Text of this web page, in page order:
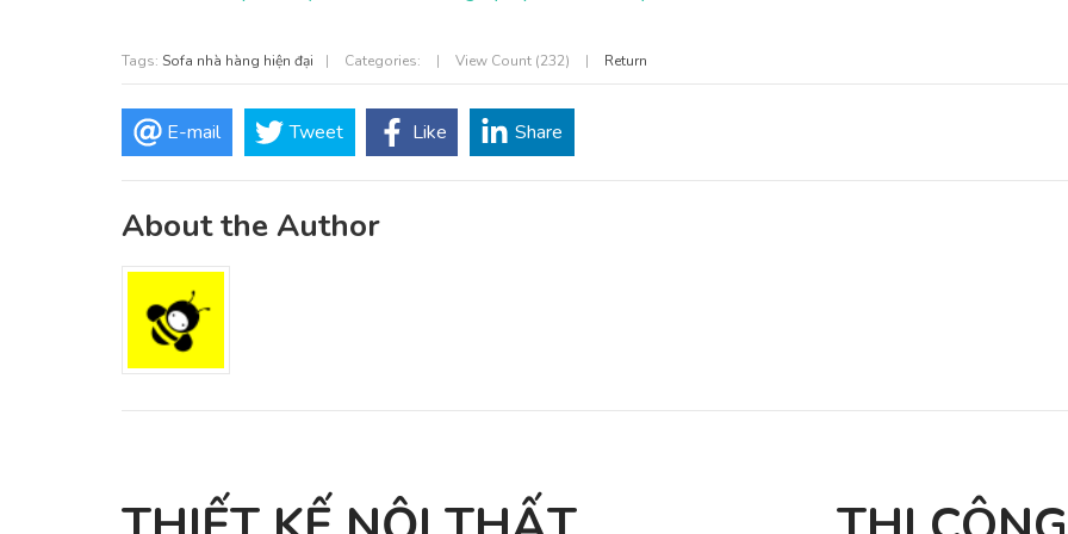
Tags: Sofa nhà hàng hiện đại | Categories: | View Count (232) | Return
E-mail Tweet Like Share
About the Author